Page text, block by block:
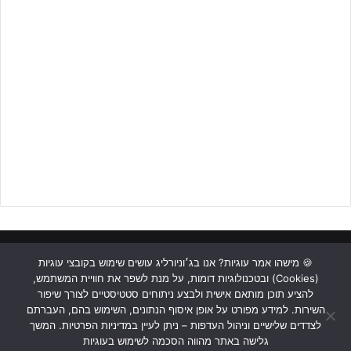
ראשי כתבות תכנים מקצועיים תנאי שימוש
מדיניות אבטחה
כתבו לנו
Facebook
YouTube
Instagram
🍪 מישהו אמר עוגיות? אנו בג׳וניורליג עושים שימוש בקובצי עוגיות
(Cookies) ובטכנולוגיות דומות, על מנת לשפר את חוויית המשתמש,
להציע תוכן מותאם אישית ולבצע ניתוחים סטטיסטיים לצורך שיפור
השירות. למידע מפורט על אופן איסוף הנתונים, השימוש בהם, העברתם
לצדדים שלישיים וניהול העדפות – ניתן לעיין במדיניות הפרטיות. המשך
גלישה באתר מהווה הסכמה לשימוש בעוגיות